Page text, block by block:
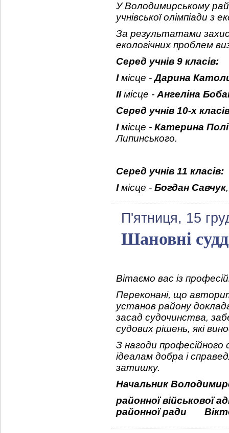
У Володимирському
учнівської олімпіади з
За результатами
екологічних проблем
Серед учнів 9 класів:
Імісце -Дарина
ІІмісце - Ангеліна
Серед учнів 10-х
Імісце - Катерина
Липинського.
Серед учнів 11 класів:
Імісце - Богдан Савчук
П'ятниця, 15
Шановні
Вітаємо вас із
Переконані, що
установ району
засад судочинства,
судових рішень, які
З нагоди професійного
ідеалам добра і
затишку.
Начальник
районної військової
районної ради